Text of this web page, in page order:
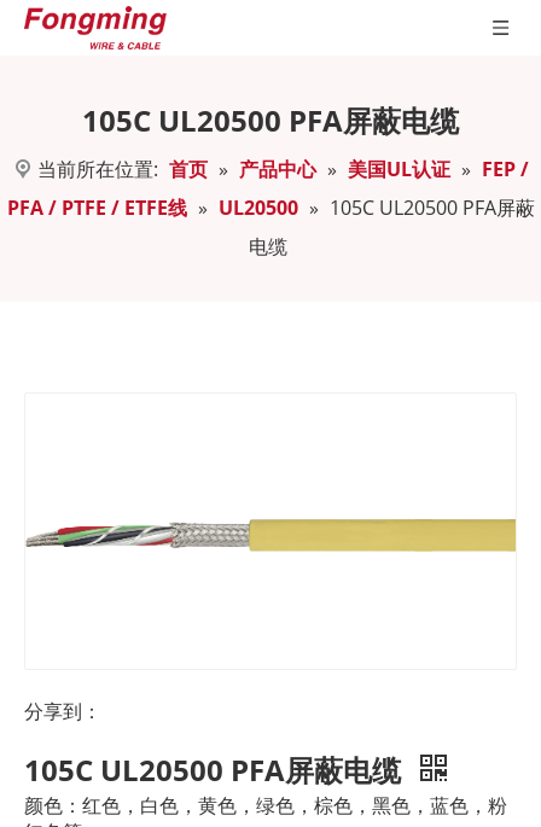
105C UL20500 PFA屏蔽电缆
当前所在位置: 首页 » 产品中心 » 美国UL认证 » FEP /
PFA / PTFE / ETFE线 » UL20500 » 105C UL20500 PFA屏蔽
电缆
分享到：
105C UL20500 PFA屏蔽电缆
颜色：红色，白色，黄色，绿色，棕色，黑色，蓝色，粉